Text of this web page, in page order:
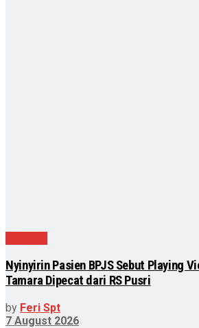
Nyinyirin Pasien BPJS Sebut Playing
Tamara Dipecat dari RS Pusri
by Feri Spt
7 August 2026